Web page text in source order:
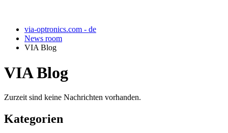
via-optronics.com - de
News room
VIA Blog
VIA Blog
Zurzeit sind keine Nachrichten vorhanden.
Kategorien